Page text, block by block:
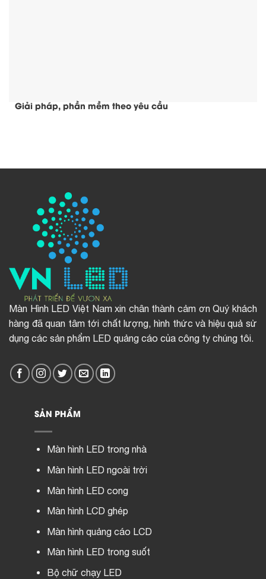
Giải pháp, phần mềm theo yêu cầu
Màn Hình LED Việt Nam xin chân thành cảm ơn Quý khách
hàng đã quan tâm tới chất lượng, hình thức và hiệu quả sử
dụng các sản phẩm LED quảng cáo của công ty chúng tôi.
SẢN PHẨM
Màn hình LED trong nhà
Màn hình LED ngoài trời
Màn hình LED cong
Màn hình LCD ghép
Màn hình quảng cáo LCD
Màn hình LED trong suốt
Bộ chữ chạy LED